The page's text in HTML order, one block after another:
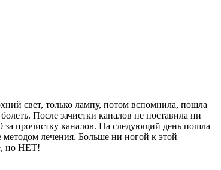
свет, только лампу, потом вспомнила, пошла
После зачистки каналов не поставила ни
за прочистку каналов. На следующий день пошла
методом лечения. Больше ни ногой к этой
но НЕТ!